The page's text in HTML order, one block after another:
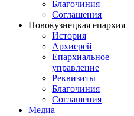
Благочиния
Соглашения
Новокузнецкая епархия
История
Архиерей
Епархиальное
управление
Реквизиты
Благочиния
Соглашения
Медиа